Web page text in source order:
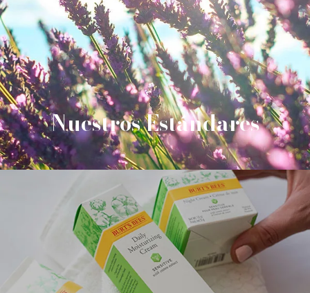
Nuestros Estándares